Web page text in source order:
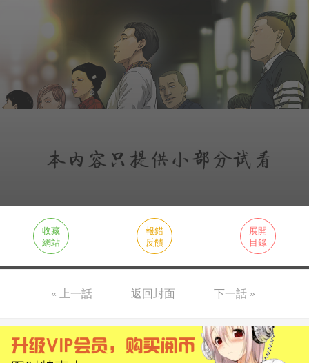
收藏
網站
報錯
反饋
展開
目錄
« 上一話 返回封面 下一話 »